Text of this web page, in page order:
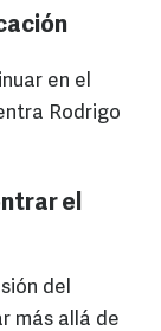
en el
Rodrigo
el
del
más allá de